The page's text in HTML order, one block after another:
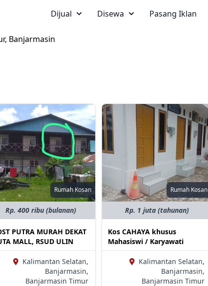
Dijual Disewa Pasang Iklan
Banjarmasin
Rumah Kosan
Rp. 400 ribu (bulanan)
PUTRA MURAH DEKAT
MALL, RSUD ULIN
Kalimantan Selatan,
Banjarmasin,
Banjarmasin Timur
Rumah Kosan
Rp. 1 juta (tahunan)
Kos CAHAYA khusus
Mahasiswi / Karyawati
Kalimantan Selatan,
Banjarmasin,
Banjarmasin Timur